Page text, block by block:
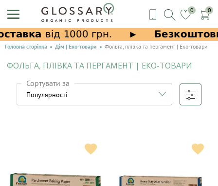
0 0
Головна сторінка Дім | Еко-товари Фольга, плівка та пергамент | Еко-товари
ФОЛЬГА, ПЛІВКА ТА ПЕРГАМЕНТ | ЕКО-ТОВАРИ
Сортувати за